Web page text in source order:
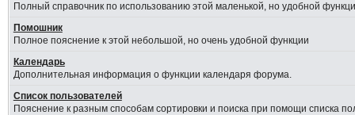
Полный справочник по использованию этой маленькой, но удобной
Помошник
Полное пояснение к этой небольшой, но очень удобной функции
Календарь
Дополнительная информация о функции календаря форума.
Список пользователей
Пояснение к разным способам сортировки и поиска при помощи списка